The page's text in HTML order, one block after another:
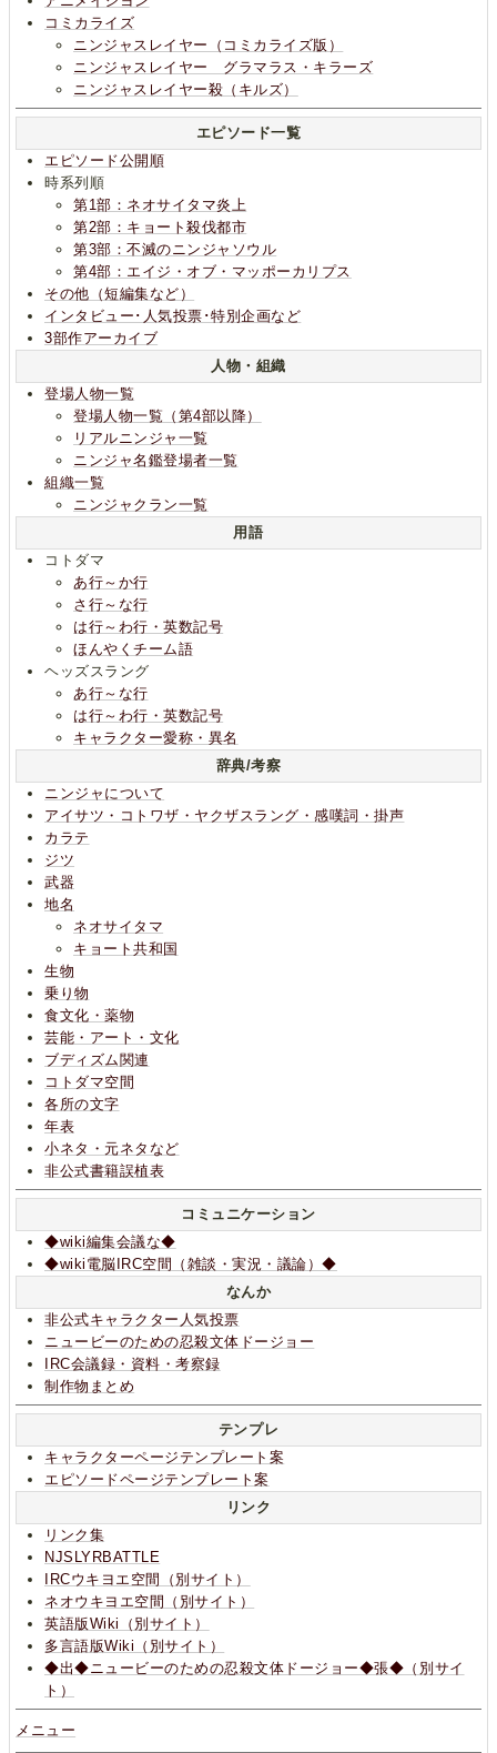
コミカライズ
ニンジャスレイヤー（コミカライズ版）
ニンジャスレイヤー グラマラス・キラーズ
ニンジャスレイヤー殺（キルズ）
エピソード一覧
エピソード公開順
時系列順
第1部：ネオサイタマ炎上
第2部：キョート殺伐都市
第3部：不滅のニンジャソウル
第4部：エイジ・オブ・マッポーカリプス
その他（短編集など）
インタビュー･人気投票･特別企画など
3部作アーカイブ
人物・組織
登場人物一覧
登場人物一覧（第4部以降）
リアルニンジャ一覧
ニンジャ名鑑登場者一覧
組織一覧
ニンジャクラン一覧
用語
コトダマ
あ行～か行
さ行～な行
は行～わ行・英数記号
ほんやくチーム語
ヘッズスラング
あ行～な行
は行～わ行・英数記号
キャラクター愛称・異名
辞典/考察
ニンジャについて
アイサツ・コトワザ・ヤクザスラング・感嘆詞・掛声
カラテ
ジツ
武器
地名
ネオサイタマ
キョート共和国
生物
乗り物
食文化・薬物
芸能・アート・文化
ブディズム関連
コトダマ空間
各所の文字
年表
小ネタ・元ネタなど
非公式書籍誤植表
コミュニケーション
◆wiki編集会議な◆
◆wiki電脳IRC空間（雑談・実況・議論）◆
なんか
非公式キャラクター人気投票
ニュービーのための忍殺文体ドージョー
IRC会議録・資料・考察録
制作物まとめ
テンプレ
キャラクターページテンプレート案
エピソードページテンプレート案
リンク
リンク集
NJSLYRBATTLE
IRCウキヨエ空間（別サイト）
ネオウキヨエ空間（別サイト）
英語版Wiki（別サイト）
多言語版Wiki（別サイト）
◆出◆ニュービーのための忍殺文体ドージョー◆張◆（別サイ
ト）
メニュー